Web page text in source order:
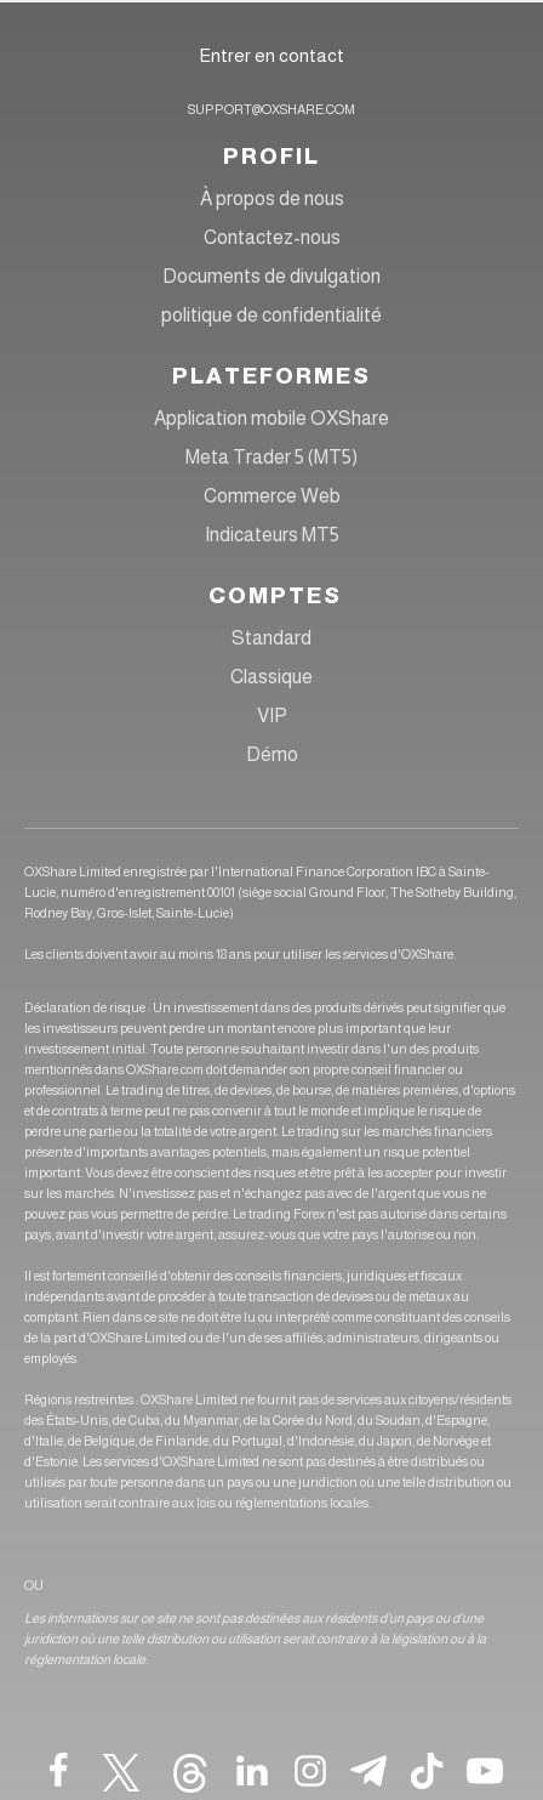
Entrer en contact
SUPPORT@OXSHARE.COM
PROFIL
À propos de nous
Contactez-nous
Documents de divulgation
politique de confidentialité
PLATEFORMES
Application mobile OXShare
Meta Trader 5 (MT5)
Commerce Web
Indicateurs MT5
COMPTES
Standard
Classique
VIP
Démo
OXShare Limited enregistrée par l'International Finance Corporation IBC à Sainte-
Lucie, numéro d'enregistrement 00101 (siège social Ground Floor, The Sotheby Building,
Rodney Bay, Gros-Islet, Sainte-Lucie)
Les clients doivent avoir au moins 18 ans pour utiliser les services d'OXShare.
Déclaration de risque : Un investissement dans des produits dérivés peut signifier que
les investisseurs peuvent perdre un montant encore plus important que leur
investissement initial. Toute personne souhaitant investir dans l'un des produits
mentionnés dans OXShare.com doit demander son propre conseil financier ou
professionnel. Le trading de titres, de devises, de bourse, de matières premières, d'options
et de contrats à terme peut ne pas convenir à tout le monde et implique le risque de
perdre une partie ou la totalité de votre argent. Le trading sur les marchés financiers
présente d'importants avantages potentiels, mais également un risque potentiel
important. Vous devez être conscient des risques et être prêt à les accepter pour investir
sur les marchés. N'investissez pas et n'échangez pas avec de l'argent que vous ne
pouvez pas vous permettre de perdre. Le trading Forex n'est pas autorisé dans certains
pays, avant d'investir votre argent, assurez-vous que votre pays l'autorise ou non.
Il est fortement conseillé d'obtenir des conseils financiers, juridiques et fiscaux
indépendants avant de procéder à toute transaction de devises ou de métaux au
comptant. Rien dans ce site ne doit être lu ou interprété comme constituant des conseils
de la part d'OXShare Limited ou de l'un de ses affiliés, administrateurs, dirigeants ou
employés.
Régions restreintes : OXShare Limited ne fournit pas de services aux citoyens/résidents
des États-Unis, de Cuba, du Myanmar, de la Corée du Nord, du Soudan, d'Espagne,
d'Italie, de Belgique, de Finlande, du Portugal, d'Indonésie, du Japon, de Norvège et
d'Estonie. Les services d'OXShare Limited ne sont pas destinés à être distribués ou
utilisés par toute personne dans un pays ou une juridiction où une telle distribution ou
utilisation serait contraire aux lois ou réglementations locales.
OU
Les informations sur ce site ne sont pas destinées aux résidents d'un pays ou d'une
juridiction où une telle distribution ou utilisation serait contraire à la législation ou à la
réglementation locale.